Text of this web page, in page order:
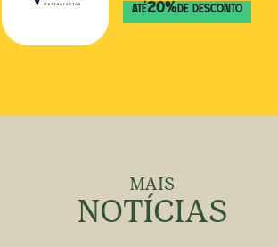
ATÉ20%DE DESCONTO
MAIS
NOTÍCIAS